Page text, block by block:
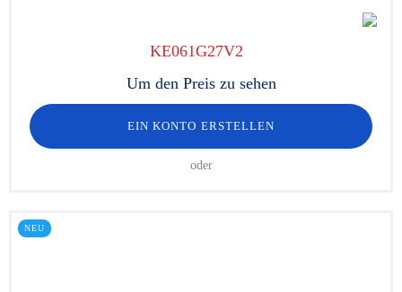
KE061G27V2
Um den Preis zu sehen
EIN KONTO ERSTELLEN
oder
NEU